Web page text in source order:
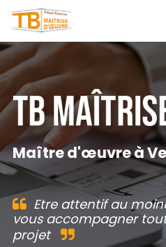
au
contenu
principal
Maître d'œuvre à
Etre attentif au
vous accompagner
projet